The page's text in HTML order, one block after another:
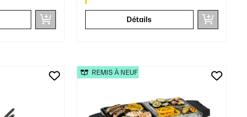
Détails
REMIS À NEUF